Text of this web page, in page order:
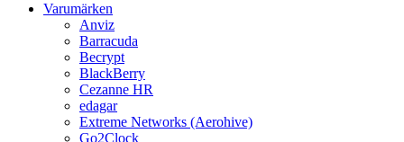
Varumärken
Anviz
Barracuda
Becrypt
BlackBerry
Cezanne HR
edagar
Extreme Networks (Aerohive)
Go2Clock